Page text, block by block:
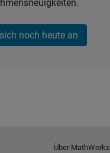
noch heute an
Über MathWorks